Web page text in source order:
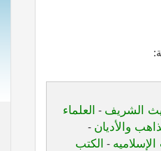
الشريف - العلماء
والأديان -
- الكتب